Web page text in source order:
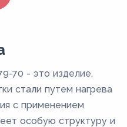
70 - это изделие,
стали путем нагрева
с применением
особую структуру и